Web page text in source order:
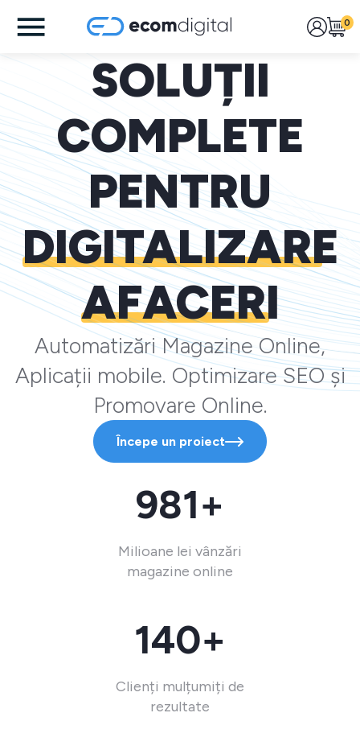
0
SOLUȚII
COMPLETE
PENTRU
DIGITALIZARE
AFACERI
Automatizări Magazine Online,
Aplicații mobile. Optimizare SEO și
Promovare Online.
Începe un proiect
981+
Milioane lei vânzări
magazine online
140+
Clienți mulțumiți de
rezultate